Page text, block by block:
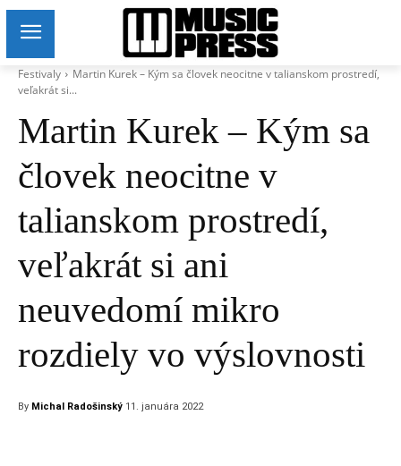
Festivaly
Martin Kurek – Kým sa človek neocitne v talianskom prostredí,
veľakrát si...
Martin Kurek – Kým sa
človek neocitne v
talianskom prostredí,
veľakrát si ani
neuvedomí mikro
rozdiely vo výslovnosti
By Michal Radošinský 11. januára 2022